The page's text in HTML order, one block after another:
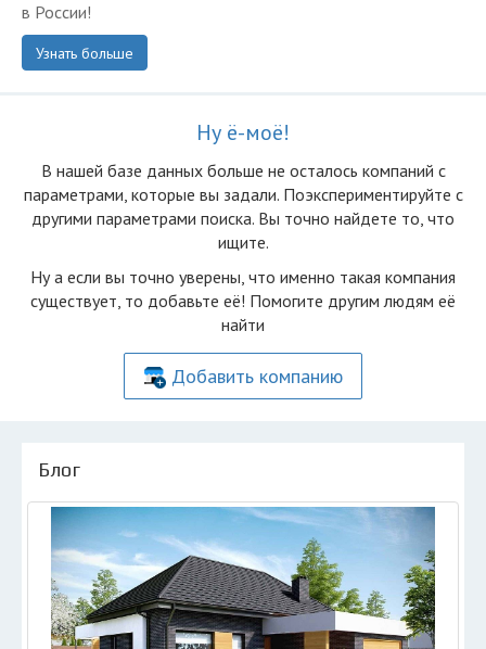
в России!
Узнать больше
Ну ё-моё!
В нашей базе данных больше не осталоcь компаний с
параметрами, которые вы задали. Поэкспериментируйте с
другими параметрами поиска. Вы точно найдете то, что
ищите.
Ну а если вы точно уверены, что именно такая компания
существует, то добавьте её! Помогите другим людям её
найти
Добавить компанию
Блог